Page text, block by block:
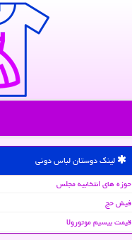
لینک دوستان لباس دونی
حوزه های انتخابیه مجلس
فیش حج
قیمت بیسیم موتورولا